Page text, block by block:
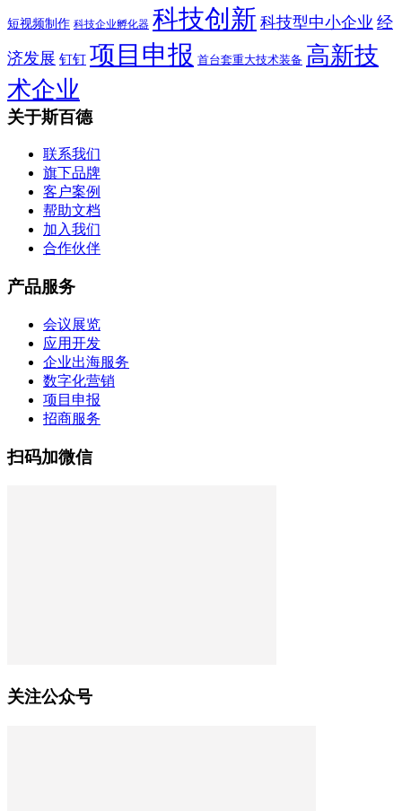
短视频制作 科技企业孵化器 科技创新 科技型中小企业 经
济发展 钉钉 项目申报 首台套重大技术装备 高新技
术企业
关于斯百德
联系我们
旗下品牌
客户案例
帮助文档
加入我们
合作伙伴
产品服务
会议展览
应用开发
企业出海服务
数字化营销
项目申报
招商服务
扫码加微信
关注公众号